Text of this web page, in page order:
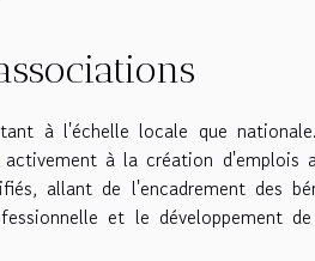
à l'échelle locale que
à la création d'emplois
allant de l'encadrement des
et le développement